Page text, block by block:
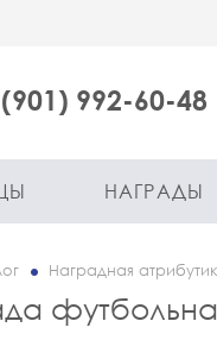
992-60-48
НАГРАДЫ
Наградная